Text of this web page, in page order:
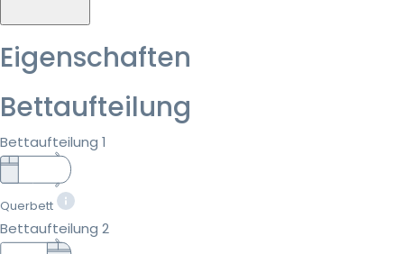
Eigenschaften
Bettaufteilung
Bettaufteilung 1
Querbett
Bettaufteilung 2